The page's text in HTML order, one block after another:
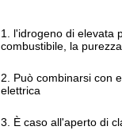
1.
l'idrogeno di elevata
combustibile, la
2. Può combinarsi con
elettrica
3. È caso all'aperto di